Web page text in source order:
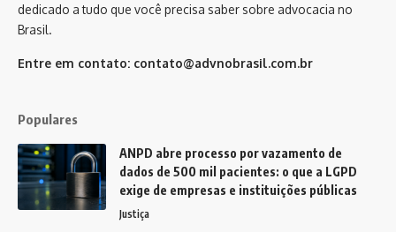
dedicado a tudo que você precisa saber sobre advocacia no
Brasil.
Entre em contato: contato@advnobrasil.com.br
Populares
ANPD abre processo por vazamento de
dados de 500 mil pacientes: o que a LGPD
exige de empresas e instituições públicas
Justiça